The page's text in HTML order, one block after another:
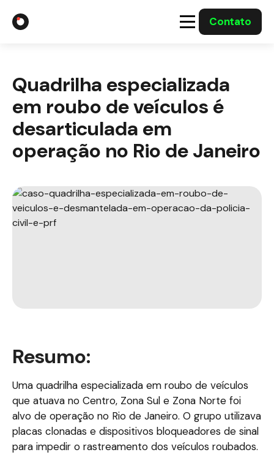
Contato
Soluções
Integrações com o Governo
Casos Solucionados
Mídia
Quadrilha especializada
em roubo de veículos é
desarticulada em
operação no Rio de Janeiro
Resumo:
Uma quadrilha especializada em roubo de veículos
que atuava no Centro, Zona Sul e Zona Norte foi
alvo de operação no Rio de Janeiro. O grupo utilizava
placas clonadas e dispositivos bloqueadores de sinal
para impedir o rastreamento dos veículos roubados.